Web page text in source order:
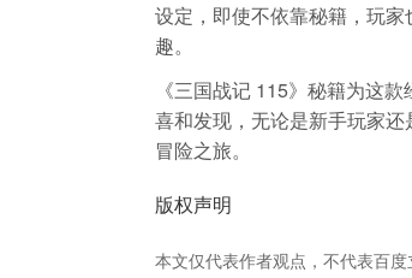
设定，即使不依靠秘籍，玩
趣。
《三国战记 115》秘籍为这
喜和发现，无论是新手玩家
冒险之旅。
版权声明
本文仅代表作者观点，不代表百度